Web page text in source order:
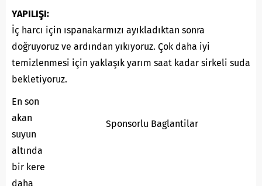
YAPILIŞI:
İç harcı için ıspanakarmızı ayıkladıktan sonra
doğruyoruz ve ardından yıkıyoruz. Çok daha iyi
temizlenmesi için yaklaşık yarım saat kadar sirkeli suda
bekletiyoruz.
Sponsorlu Baglantilar
En son
akan
suyun
altında
bir kere
daha